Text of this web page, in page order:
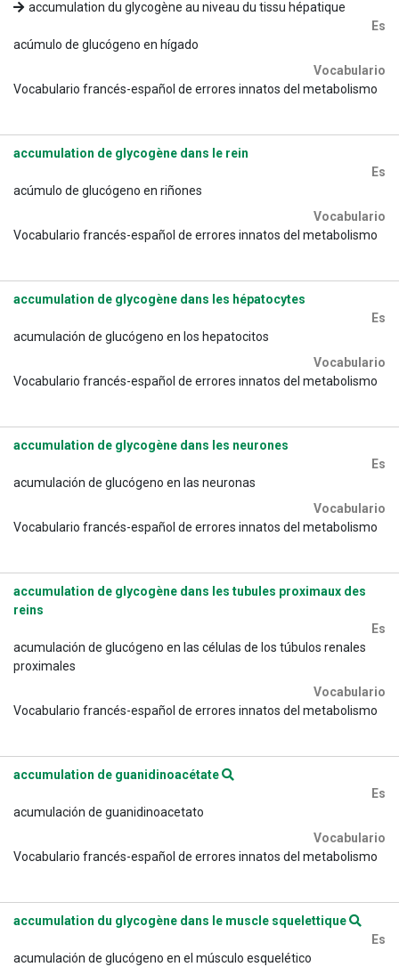
accumulation du glycogène au niveau du tissu hépatique
Es
acúmulo de glucógeno en hígado
Vocabulario
Vocabulario francés-español de errores innatos del metabolismo
accumulation de glycogène dans le rein
Es
acúmulo de glucógeno en riñones
Vocabulario
Vocabulario francés-español de errores innatos del metabolismo
accumulation de glycogène dans les hépatocytes
Es
acumulación de glucógeno en los hepatocitos
Vocabulario
Vocabulario francés-español de errores innatos del metabolismo
accumulation de glycogène dans les neurones
Es
acumulación de glucógeno en las neuronas
Vocabulario
Vocabulario francés-español de errores innatos del metabolismo
accumulation de glycogène dans les tubules proximaux des
reins
Es
acumulación de glucógeno en las células de los túbulos renales
proximales
Vocabulario
Vocabulario francés-español de errores innatos del metabolismo
accumulation de guanidinoacétate
Es
acumulación de guanidinoacetato
Vocabulario
Vocabulario francés-español de errores innatos del metabolismo
accumulation du glycogène dans le muscle squelettique
Es
acumulación de glucógeno en el músculo esquelético